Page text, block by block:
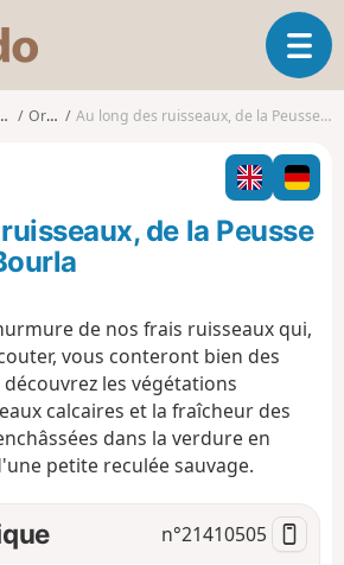
s
o
o
O
u
i
r
l
a
i
Ornans Au long des ruisseaux, de la Peusse à la Baume Bourla
de la Peusse
de nos frais ruisseaux qui,
vous conteront bien des
les végétations
calcaires et la fraîcheur des
dans la verdure en
petite reculée sauvage.
n°21410505